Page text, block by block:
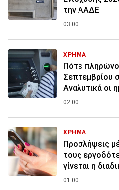
την ΑΑΔΕ
03:00
ΧΡΗΜΑ
Πότε
Σεπτεμβρίου
Αναλυτικά οι
02:00
ΧΡΗΜΑ
Προσλήψεις
τους
γίνεται η
01:00